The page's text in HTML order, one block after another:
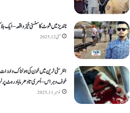
ناندیڑ میں شوٹ کا سنسنی خیز واقعہ –
مئی 12, 2025
انٹر سٹی ٹرین میں خون کی ہولناک
خوف و ہراس – اُمری تا دھرما باد روٹ پر
نومبر 11, 2025